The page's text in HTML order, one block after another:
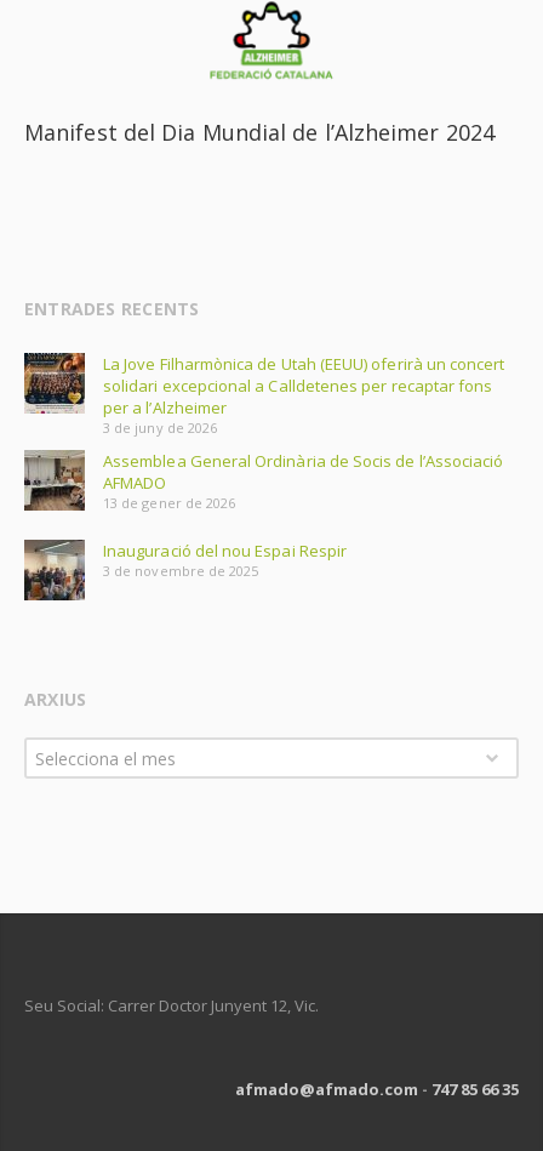
Manifest del Dia Mundial de l’Alzheimer 2024
ENTRADES RECENTS
La Jove Filharmònica de Utah (EEUU) oferirà un concert
solidari excepcional a Calldetenes per recaptar fons
per a l’Alzheimer
3 de juny de 2026
Assemblea General Ordinària de Socis de l’Associació
AFMADO
13 de gener de 2026
Inauguració del nou Espai Respir
3 de novembre de 2025
ARXIUS
Arxius
Selecciona el mes
Seu Social: Carrer Doctor Junyent 12, Vic.
afmado@afmado.com - 747 85 66 35